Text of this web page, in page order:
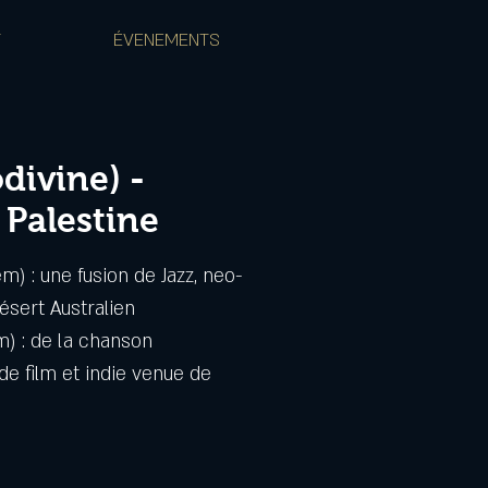
ÉVENEMENTS
-
: une fusion de Jazz, neo-
Australien
: de la chanson
film et indie venue de